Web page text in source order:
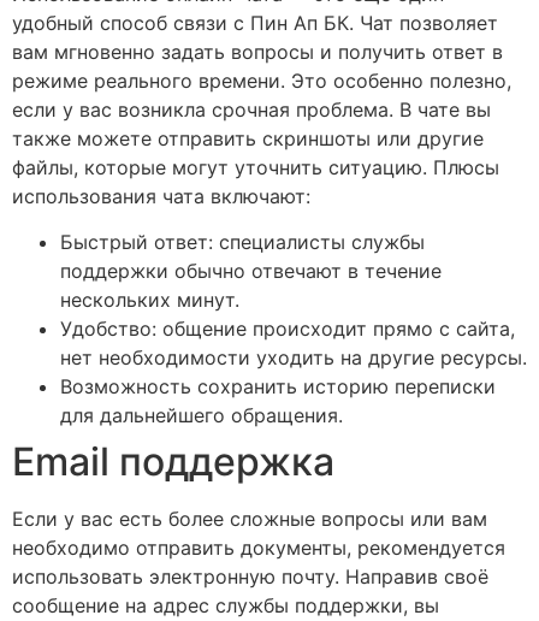
удобный способ связи с Пин Ап БК. Чат позволяет
вам мгновенно задать вопросы и получить ответ в
режиме реального времени. Это особенно полезно,
если у вас возникла срочная проблема. В чате вы
также можете отправить скриншоты или другие
файлы, которые могут уточнить ситуацию. Плюсы
использования чата включают:
Быстрый ответ: специалисты службы
поддержки обычно отвечают в течение
нескольких минут.
Удобство: общение происходит прямо с сайта,
нет необходимости уходить на другие ресурсы.
Возможность сохранить историю переписки
для дальнейшего обращения.
Email поддержка
Если у вас есть более сложные вопросы или вам
необходимо отправить документы, рекомендуется
использовать электронную почту. Направив своё
сообщение на адрес службы поддержки, вы